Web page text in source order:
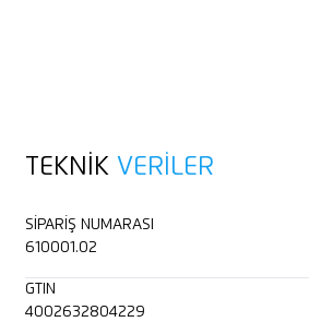
TEKNIK VERILER
SIPARIŞ NUMARASI
610001.02
GTIN
4002632804229